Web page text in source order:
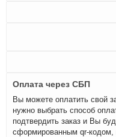
Оплата через СБП
Вы можете оплатить свой
нужно выбрать способ
подтвердить заказ и Вы
сформированным qr-кодом,